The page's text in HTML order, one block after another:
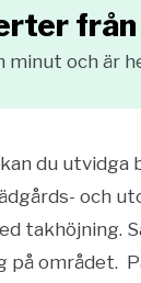
minut och är
du utvidga
och
takhöjning.
på området.